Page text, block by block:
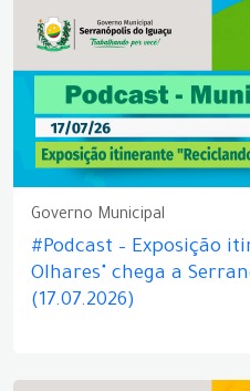
Governo Municipal
#Podcast – Exposição
Olhares" chega a
(17.07.2026)